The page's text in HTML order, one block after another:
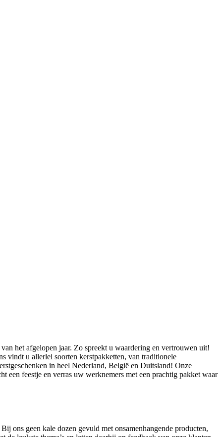
het afgelopen jaar. Zo spreekt u waardering en vertrouwen uit!
vindt u allerlei soorten kerstpakketten, van traditionele
in heel Nederland, België en Duitsland! Onze
een feestje en verras uw werknemers met een prachtig pakket waar
ons geen kale dozen gevuld met onsamenhangende producten,